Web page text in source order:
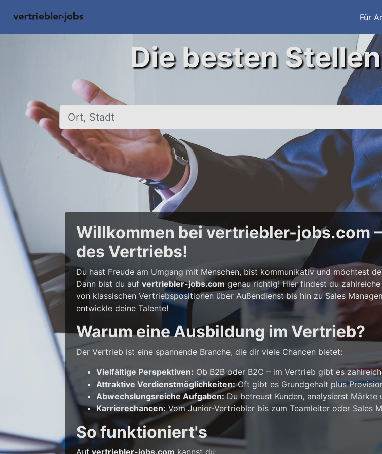
Für
Die besten
Ort, Stadt
Willkommen bei vertriebler-jobs.com
des Vertriebs!
Du hast Freude am Umgang mit Menschen, bist kommunikativ und möchtest
Dann bist du aufvertriebler-jobs.com genau richtig! Hier findest du
von klassischen Vertriebspositionen über Außendienst bis hin zu Sales
entwickle deine Talente!
Warum eine Ausbildung im Vertrieb?
Der Vertrieb ist eine spannende Branche, die dir viele Chancen bietet:
Vielfältige Perspektiven: Ob B2B oder B2C – im Vertrieb gibt es
Attraktive Verdienstmöglichkeiten:Oft gibt es Grundgehalt plus
Abwechslungsreiche Aufgaben:Du betreust Kunden, analysierst
Karrierechancen:Vom Junior-Vertriebler bis zum Teamleiter oder Sales
So funktioniert's